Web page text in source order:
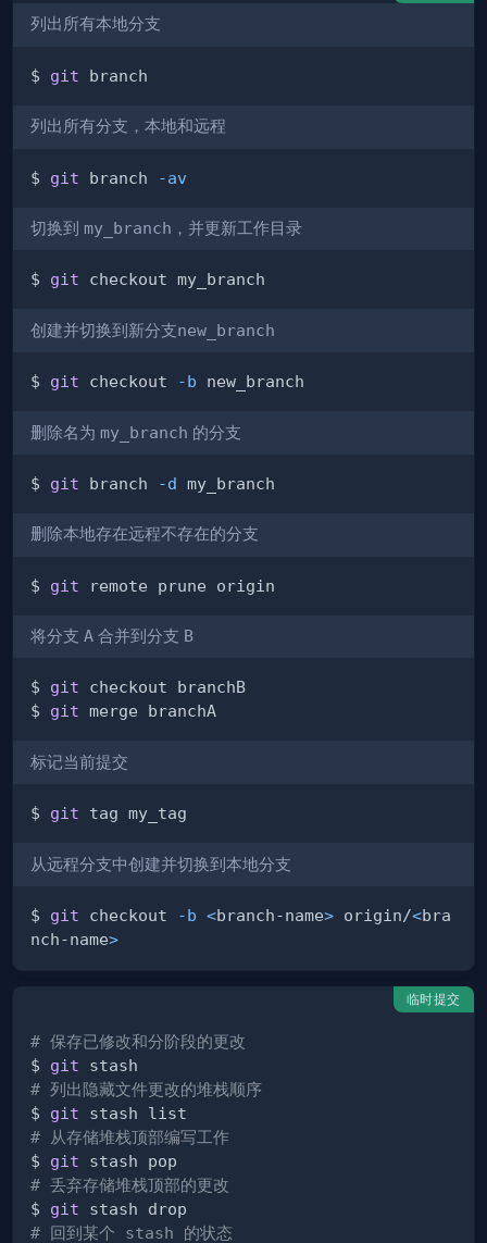
列出所有本地分支
$ git
列出所有分支，本地和远程
$ git branch -av
切换到 my_branch ，并更新工作目录
$ git
创建并切换到新分支new_branch
$ git checkout -b
删除名为 my_branch 的分支
$ git branch -d
删除本地存在远程不存在的分支
$ git
将分支 A 合并到分支 B
$ git
$ git
标记当前提交
$ git
从远程分支中创建并切换到本地分支
$ git checkout -b <branch-name> origin/<bra
nch-name>
临时提交
# 保存已修改和分阶段的更改
$ git
# 列出隐藏文件更改的堆栈顺序
$ git
# 从存储堆栈顶部编写工作
$ git
# 丢弃存储堆栈顶部的更改
$ git
# 回到某个 stash 的状态